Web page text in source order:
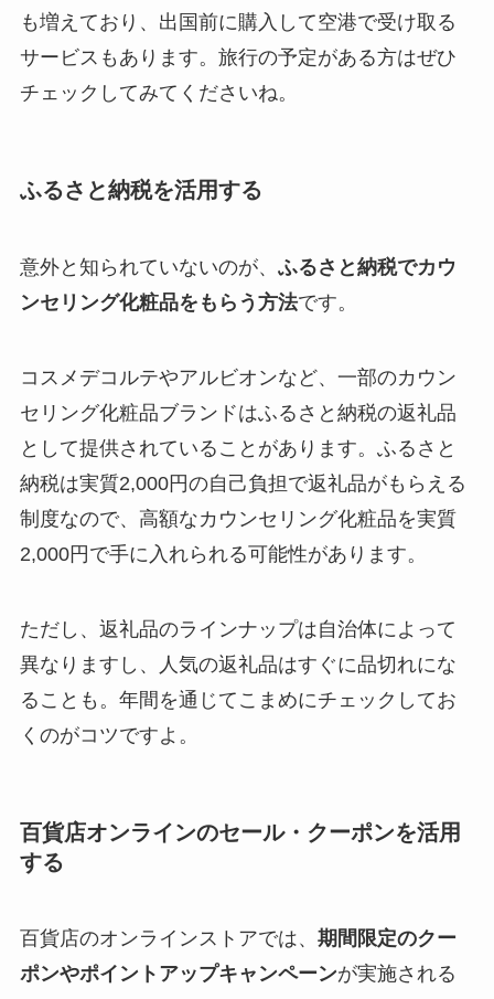
も増えており、出国前に購入して空港で受け取る
サービスもあります。旅行の予定がある方はぜひ
チェックしてみてくださいね。
ふるさと納税を活用する
意外と知られていないのが、 ふるさと納税でカウ
ンセリング化粧品をもらう方法です。
コスメデコルテやアルビオンなど、一部のカウン
セリング化粧品ブランドはふるさと納税の返礼品
として提供されていることがあります。ふるさと
納税は実質2,000円の自己負担で返礼品がもらえる
制度なので、高額なカウンセリング化粧品を実質
2,000円で手に入れられる可能性があります。
ただし、返礼品のラインナップは自治体によって
異なりますし、人気の返礼品はすぐに品切れにな
ることも。年間を通じてこまめにチェックしてお
くのがコツですよ。
百貨店オンラインのセール・クーポンを活用
する
百貨店のオンラインストアでは、 期間限定のクー
ポンやポイントアップキャンペーンが実施される